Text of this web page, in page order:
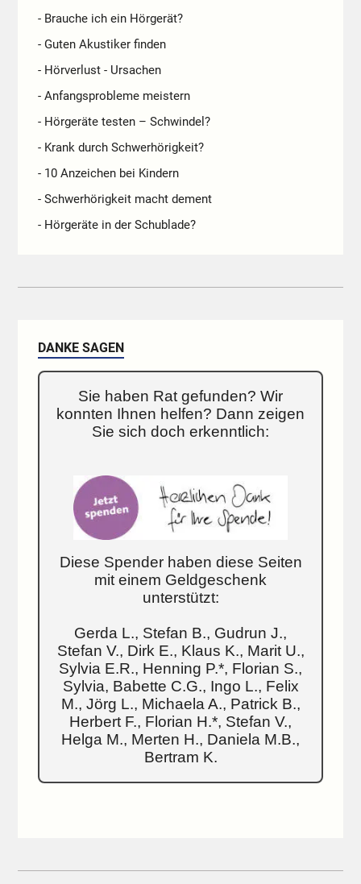
- Brauche ich ein Hörgerät?
- Guten Akustiker finden
- Hörverlust - Ursachen
- Anfangsprobleme meistern
- Hörgeräte testen – Schwindel?
- Krank durch Schwerhörigkeit?
- 10 Anzeichen bei Kindern
- Schwerhörigkeit macht dement
- Hörgeräte in der Schublade?
DANKE SAGEN
Sie haben Rat gefunden? Wir
konnten Ihnen helfen? Dann zeigen
Sie sich doch erkenntlich:
Diese Spender haben diese Seiten
mit einem Geldgeschenk
unterstützt:
Gerda L., Stefan B., Gudrun J.,
Stefan V., Dirk E., Klaus K., Marit U.,
Sylvia E.R., Henning P.*, Florian S.,
Sylvia, Babette C.G., Ingo L., Felix
M., Jörg L., Michaela A., Patrick B.,
Herbert F., Florian H.*, Stefan V.,
Helga M., Merten H., Daniela M.B.,
Bertram K.